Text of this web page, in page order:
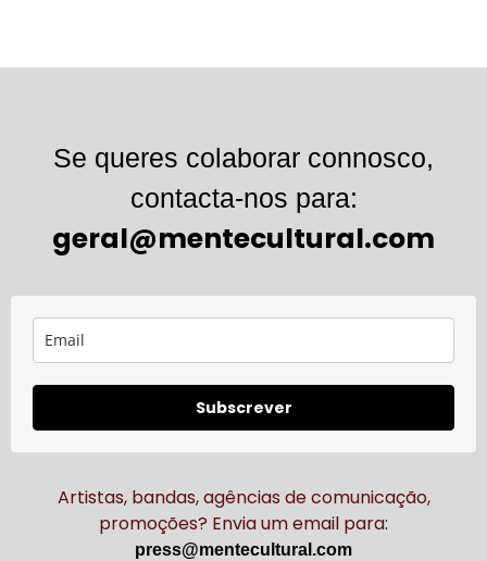
Se queres colaborar connosco,
contacta-nos para:
geral@mentecultural.com
Subscrever
Artistas, bandas, agências de comunicação,
promoções? Envia um email para:
press@mentecultural.com